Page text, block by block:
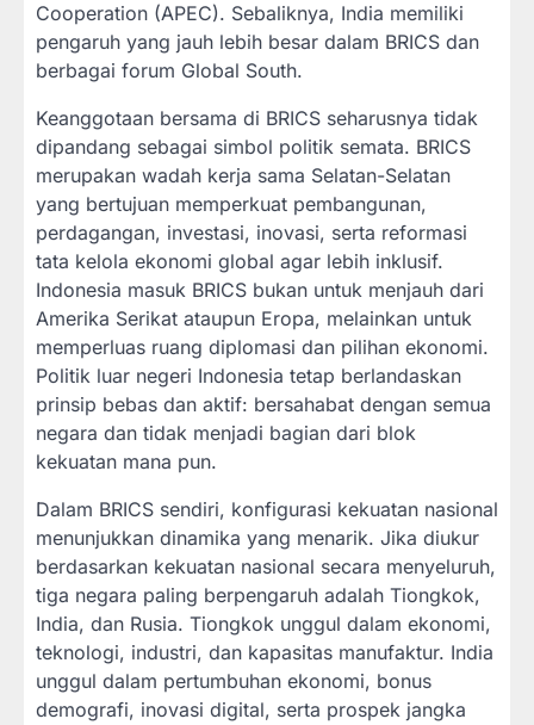
Cooperation (APEC). Sebaliknya, India memiliki
pengaruh yang jauh lebih besar dalam BRICS dan
berbagai forum Global South.
Keanggotaan bersama di BRICS seharusnya tidak
dipandang sebagai simbol politik semata. BRICS
merupakan wadah kerja sama Selatan-Selatan
yang bertujuan memperkuat pembangunan,
perdagangan, investasi, inovasi, serta reformasi
tata kelola ekonomi global agar lebih inklusif.
Indonesia masuk BRICS bukan untuk menjauh dari
Amerika Serikat ataupun Eropa, melainkan untuk
memperluas ruang diplomasi dan pilihan ekonomi.
Politik luar negeri Indonesia tetap berlandaskan
prinsip bebas dan aktif: bersahabat dengan semua
negara dan tidak menjadi bagian dari blok
kekuatan mana pun.
Dalam BRICS sendiri, konfigurasi kekuatan nasional
menunjukkan dinamika yang menarik. Jika diukur
berdasarkan kekuatan nasional secara menyeluruh,
tiga negara paling berpengaruh adalah Tiongkok,
India, dan Rusia. Tiongkok unggul dalam ekonomi,
teknologi, industri, dan kapasitas manufaktur. India
unggul dalam pertumbuhan ekonomi, bonus
demografi, inovasi digital, serta prospek jangka